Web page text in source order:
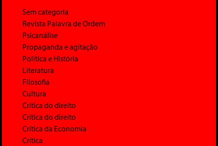
Sem categoria
Revista Palavra de Ordem
Psicanálise
Propaganda e agitação
Política e História
Literatura
Filosofia
Cultura
Crítica do direito
Crítica do direito
Crítica da Economia
Crítica